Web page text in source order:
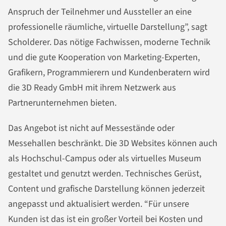
Anspruch der Teilnehmer und Aussteller an eine
professionelle räumliche, virtuelle Darstellung”, sagt
Scholderer. Das nötige Fachwissen, moderne Technik
und die gute Kooperation von Marketing-Experten,
Grafikern, Programmierern und Kundenberatern wird
die 3D Ready GmbH mit ihrem Netzwerk aus
Partnerunternehmen bieten.
Das Angebot ist nicht auf Messestände oder
Messehallen beschränkt. Die 3D Websites können auch
als Hochschul-Campus oder als virtuelles Museum
gestaltet und genutzt werden. Technisches Gerüst,
Content und grafische Darstellung können jederzeit
angepasst und aktualisiert werden. “Für unsere
Kunden ist das ist ein großer Vorteil bei Kosten und